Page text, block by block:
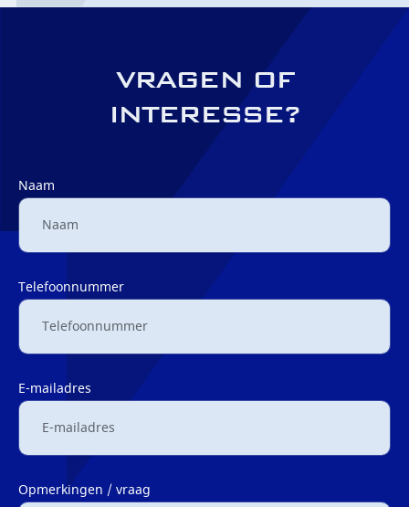
VRAGEN OF
INTERESSE?
Naam
Telefoonnummer
E-mailadres
Opmerkingen / vraag